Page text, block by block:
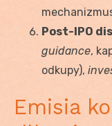
Post-IPO
guidance,
odkupy),
Emisia